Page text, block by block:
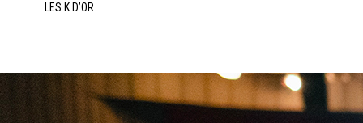
LES K D’OR